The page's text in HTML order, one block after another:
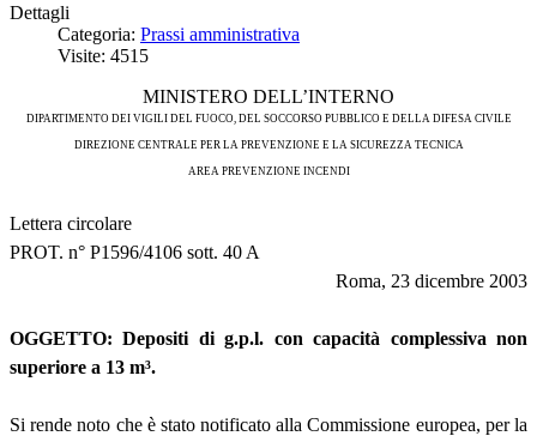
Dettagli
Categoria: Prassi amministrativa
Visite: 4515
MINISTERO DELL’INTERNO
DIPARTIMENTO DEI VIGILI DEL FUOCO, DEL SOCCORSO PUBBLICO E DELLA DIFESA CIVILE
DIREZIONE CENTRALE PER LA PREVENZIONE E LA SICUREZZA TECNICA
AREA PREVENZIONE INCENDI
Lettera circolare
PROT. n° P1596/4106 sott. 40 A
Roma, 23 dicembre 2003
OGGETTO: Depositi di g.p.l. con capacità complessiva non
superiore a 13 m³.
Si rende noto che è stato notificato alla Commissione europea, per la